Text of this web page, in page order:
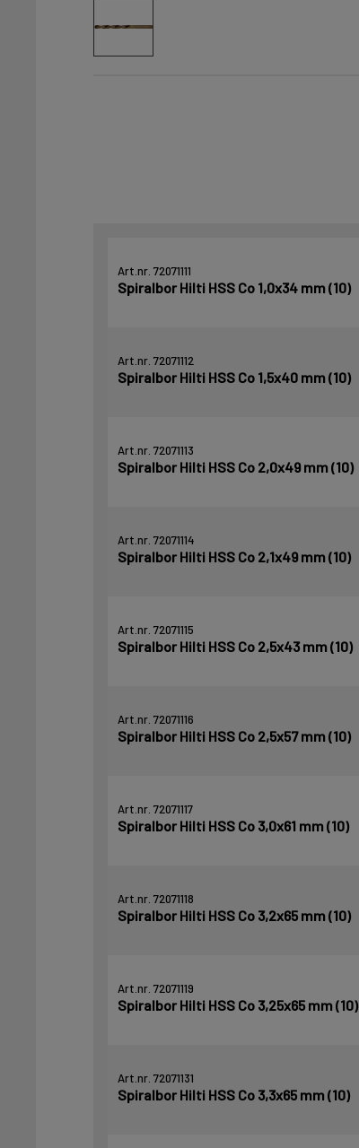
Art.nr. 72071111
Spiralbor Hilti HSS Co 1,0x34 mm (10)
Art.nr. 72071112
Spiralbor Hilti HSS Co 1,5x40 mm (10)
Art.nr. 72071113
Spiralbor Hilti HSS Co 2,0x49 mm (10)
Art.nr. 72071114
Spiralbor Hilti HSS Co 2,1x49 mm (10)
Art.nr. 72071115
Spiralbor Hilti HSS Co 2,5x43 mm (10)
Art.nr. 72071116
Spiralbor Hilti HSS Co 2,5x57 mm (10)
Art.nr. 72071117
Spiralbor Hilti HSS Co 3,0x61 mm (10)
Art.nr. 72071118
Spiralbor Hilti HSS Co 3,2x65 mm (10)
Art.nr. 72071119
Spiralbor Hilti HSS Co 3,25x65 mm (10)
Art.nr. 72071131
Spiralbor Hilti HSS Co 3,3x65 mm (10)